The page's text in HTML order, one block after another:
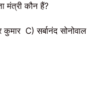
मंत्री कौन हैं?
C) सर्बानंद सोनोवाल